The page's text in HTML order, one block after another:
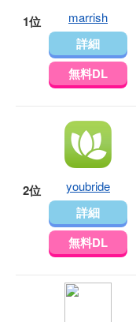
1位 marrish
詳細
無料DL
2位 youbride
詳細
無料DL